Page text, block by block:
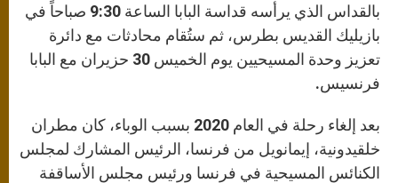
بالقداس الذي يرأسه قداسة البابا الساعة 9:30 صباحاً في
بازيليك القديس بطرس، ثم ستُقام محادثات مع دائرة
تعزيز وحدة المسيحيين يوم الخميس 30 حزيران مع البابا
فرنسيس.
بعد إلغاء رحلة في العام 2020 بسبب الوباء، كان مطران
خلقيدونية، إيمانويل من فرنسا، الرئيس المشارك لمجلس
الكنائس المسيحية في فرنسا ورئيس مجلس الأساقفة